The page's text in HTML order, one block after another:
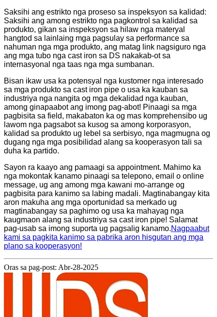
Saksihi ang estrikto nga proseso sa inspeksyon sa kalidad:
Saksihi ang among estrikto nga pagkontrol sa kalidad sa
produkto, gikan sa inspeksyon sa hilaw nga materyal
hangtod sa lainlaing mga pagsulay sa performance sa
nahuman nga mga produkto, ang matag link nagsiguro nga
ang mga tubo nga cast iron sa DS nakakab-ot sa
internasyonal nga taas nga mga sumbanan.
Bisan ikaw usa ka potensyal nga kustomer nga interesado
sa mga produkto sa cast iron pipe o usa ka kauban sa
industriya nga nangita og mga dekalidad nga kauban,
among ginapaabot ang imong pag-abot! Pinaagi sa mga
pagbisita sa field, makabaton ka og mas komprehensibo ug
lawom nga pagsabot sa kusog sa among korporasyon,
kalidad sa produkto ug lebel sa serbisyo, nga magmugna og
dugang nga mga posibilidad alang sa kooperasyon tali sa
duha ka partido.
Sayon ra kaayo ang pamaagi sa appointment. Mahimo ka
nga mokontak kanamo pinaagi sa telepono, email o online
message, ug ang among mga kawani mo-arrange og
pagbisita para kanimo sa labing madali. Magtinabangay kita
aron makuha ang mga oportunidad sa merkado ug
magtinabangay sa paghimo og usa ka mahayag nga
kaugmaon alang sa industriya sa cast iron pipe! Salamat
pag-usab sa imong suporta ug pagsalig kanamo.Nagpaabut
kami sa pagkita kanimo sa pabrika aron hisgutan ang mga
plano sa kooperasyon!
Oras sa pag-post: Abr-28-2025